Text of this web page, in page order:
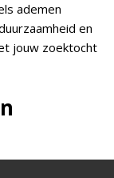
ademen
en
jouw zoektocht